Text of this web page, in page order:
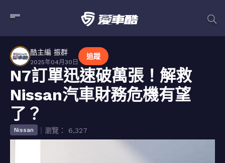
酷主編 振群
2025年04月30日
追蹤
N7訂單迅速破萬張！解救
Nissan汽車財務危機有望
了？
Nissan ｜瀏覽： 6,327